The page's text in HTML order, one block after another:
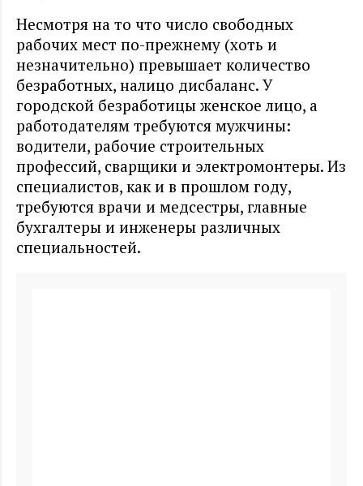
Несмотря на то что число свободных
рабочих мест по-прежнему (хоть и
незначительно) превышает количество
безработных, налицо дисбаланс. У
городской безработицы женское лицо, а
работодателям требуются мужчины:
водители, рабочие строительных
профессий, сварщики и электромонтеры. Из
специалистов, как и в прошлом году,
требуются врачи и медсестры, главные
бухгалтеры и инженеры различных
специальностей.